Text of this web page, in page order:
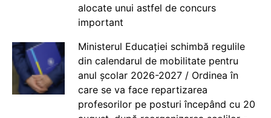
alocate unui astfel de concurs
important
Ministerul Educației schimbă regulile
din calendarul de mobilitate pentru
anul școlar 2026-2027 / Ordinea în
care se va face repartizarea
profesorilor pe posturi începând cu 20